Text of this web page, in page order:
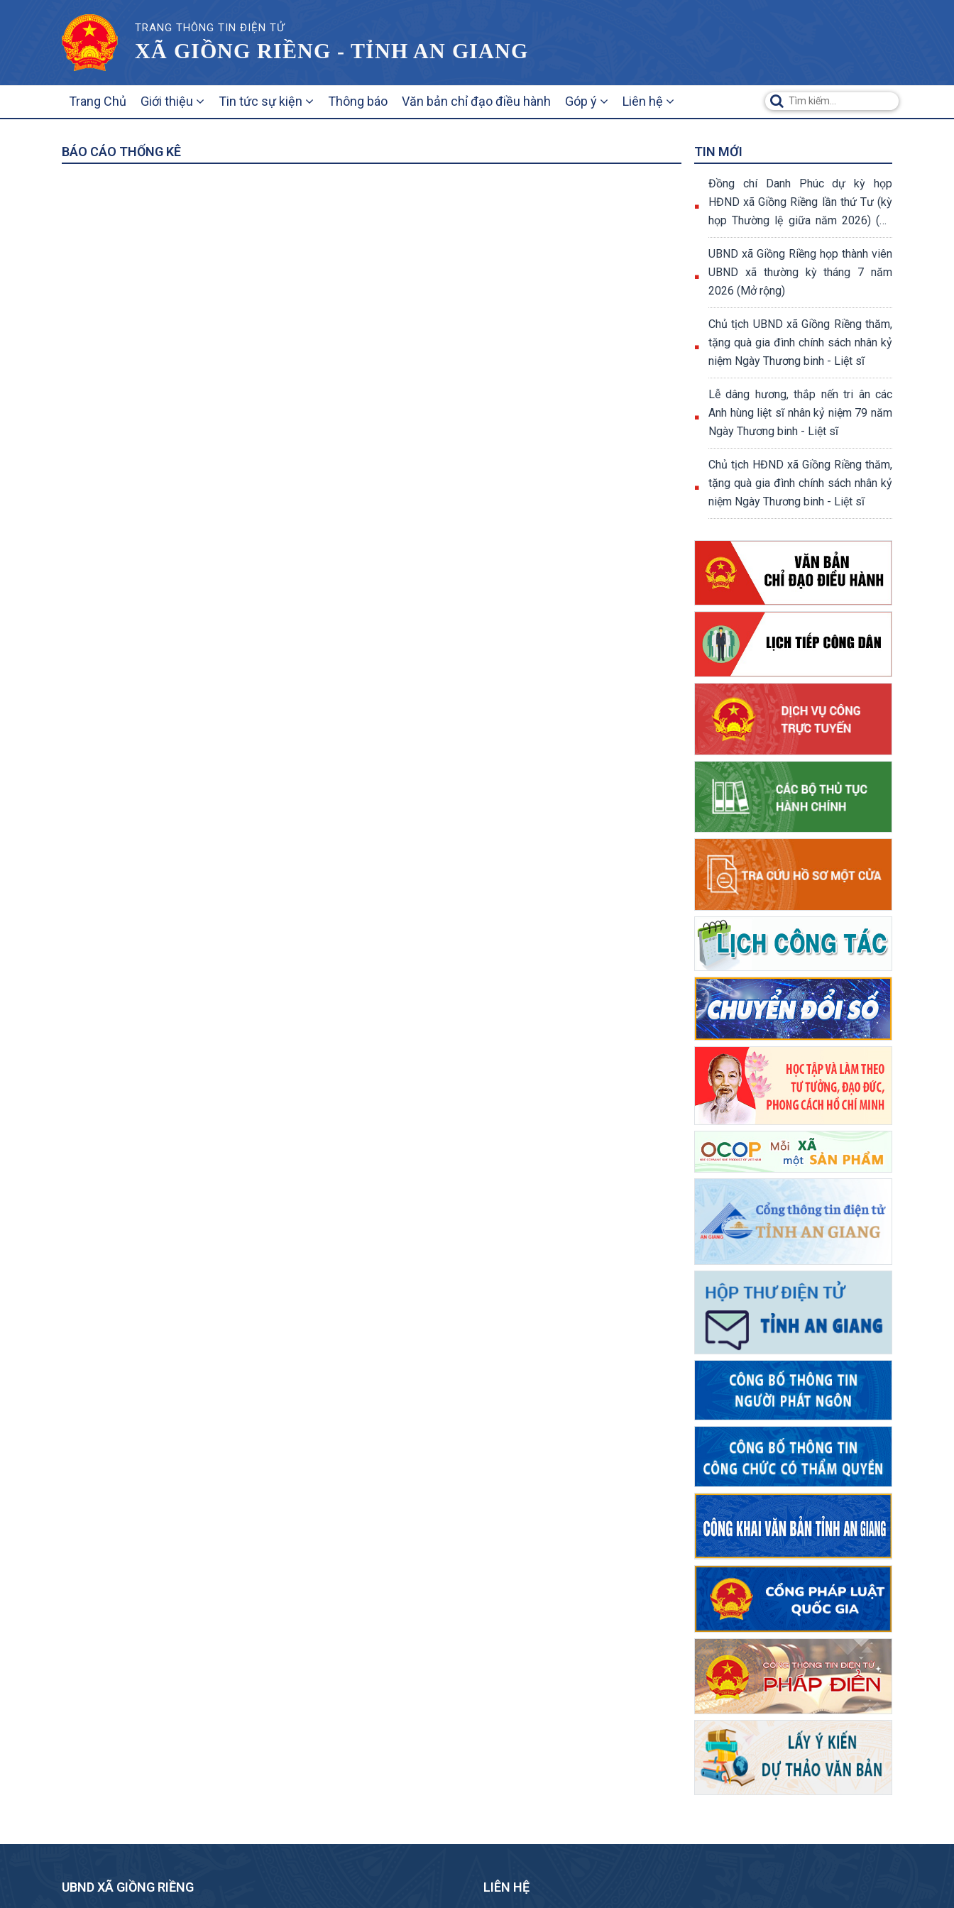
TRANG THÔNG TIN ĐIỆN TỬ
XÃ GIỒNG RIỀNG - TỈNH AN GIANG
NAVIGATION
Trang Chủ Giới thiệu Tin tức sự kiện Thông báo Văn bản chỉ đạo điều hành Góp ý Liên hệ
BÁO CÁO THỐNG KÊ TIN MỚI
Đồng chí Danh Phúc dự kỳ họp
HĐND xã Giồng Riềng lần thứ Tư (kỳ
họp Thường lệ giữa năm 2026) (07
nghị quyết đã được thông qua tại kỳ
họp)
UBND xã Giồng Riềng họp thành viên
UBND xã thường kỳ tháng 7 năm
2026 (Mở rộng)
Chủ tịch UBND xã Giồng Riềng thăm,
tặng quà gia đình chính sách nhân kỷ
niệm Ngày Thương binh - Liệt sĩ
Lễ dâng hương, thắp nến tri ân các
Anh hùng liệt sĩ nhân kỷ niệm 79 năm
Ngày Thương binh - Liệt sĩ
Chủ tịch HĐND xã Giồng Riềng thăm,
tặng quà gia đình chính sách nhân kỷ
niệm Ngày Thương binh - Liệt sĩ
UBND XÃ GIỒNG RIỀNG LIÊN HỆ